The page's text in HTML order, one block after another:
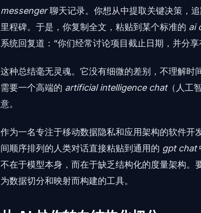
messenger聊天记录。你想从中提取关键决策，
里程碑。于是，你复制全文，粘贴到某个标准的 ai
系统回复道：“你们经常讨论项目截止日期，并分
这种总结毫无灵魂。它没有细微的差别，不理解
需要一个高端的 artificial intelligence chat（人工
意。
作为一名专注于移动数据隐私和应用架构的软件
间顺序排列的人类对话直接粘贴到通用的 gpt chat
不在于模型本身，而在于缺乏结构化的度量架构。
为数据切分和映射而构建的工具。